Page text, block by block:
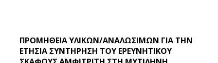
ΠΡΟΜΗΘΕΙΑ ΥΛΙΚΩΝ/ΑΝΑΛΩΣΙΜΩΝ ΓΙΑ ΤΗΝ
ΕΤΗΣΙΑ ΣΥΝΤΗΡΗΣΗ ΤΟΥ ΕΡΕΥΝΗΤΙΚΟΥ